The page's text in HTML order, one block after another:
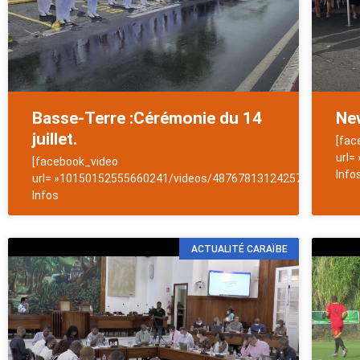
Basse-Terre :Cérémonie du 14
juillet.
[facebook_video
url= »10150152555660241/videos/4876781312425760/
Infos
url=
ACTUALITÉ CARAÏBE